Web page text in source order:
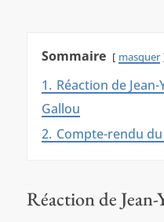
Sommaire masquer
1. Réaction de Jean-
Gallou
2. Compte-rendu
Réaction de Jean-